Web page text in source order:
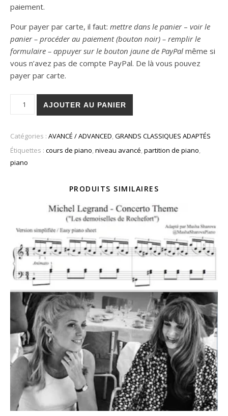
paiement.
Pour payer par carte, il faut: mettre dans le panier– voir le
panier – procéder au paiement (bouton noir) – remplir le
formulaire – appuyer sur le bouton jaune de PayPal même si
vous n’avez pas de compte PayPal. De là vous pouvez
payer par carte.
quantité de Balakirev - Nocturne / Partition avec les doigtés
AJOUTER AU PANIER
Catégories : AVANCÉ / ADVANCED,GRANDS CLASSIQUES ADAPTÉS
Étiquettes : cours de piano,niveau avancé,partition de piano,
piano
PRODUITS SIMILAIRES